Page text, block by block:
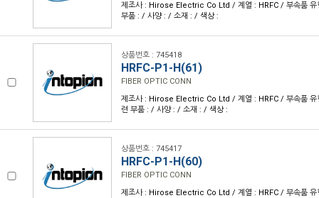
제조사 : Hirose Electric Co Ltd / 계열 : HRFC / 부속품 유
부품 : / 사양 : / 소재 : / 색상 :
상품번호 : 745418
HRFC-P1-H(61)
FIBER OPTIC CONN
제조사 : Hirose Electric Co Ltd / 계열 : HRFC / 부속품 유
련 부품 : / 사양 : / 소재 : / 색상 :
상품번호 : 745417
HRFC-P1-H(60)
FIBER OPTIC CONN
제조사 : Hirose Electric Co Ltd / 계열 : HRFC / 부속품 유